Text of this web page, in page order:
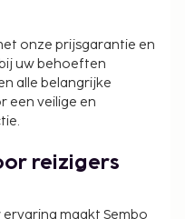
onze prijsgarantie en
uw behoeften
alle belangrijke
een veilige en
reizigers
maakt Sembo